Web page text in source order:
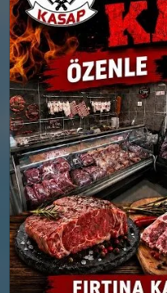
Nem: %76
Rüzgar: 12 km/h
26 MART
PERŞEMBE
8°
Bölgesel düzensiz yağmur
yağışlı
Nem: %73
Rüzgar: 18 km/h
Yağış Olasılığı: %89